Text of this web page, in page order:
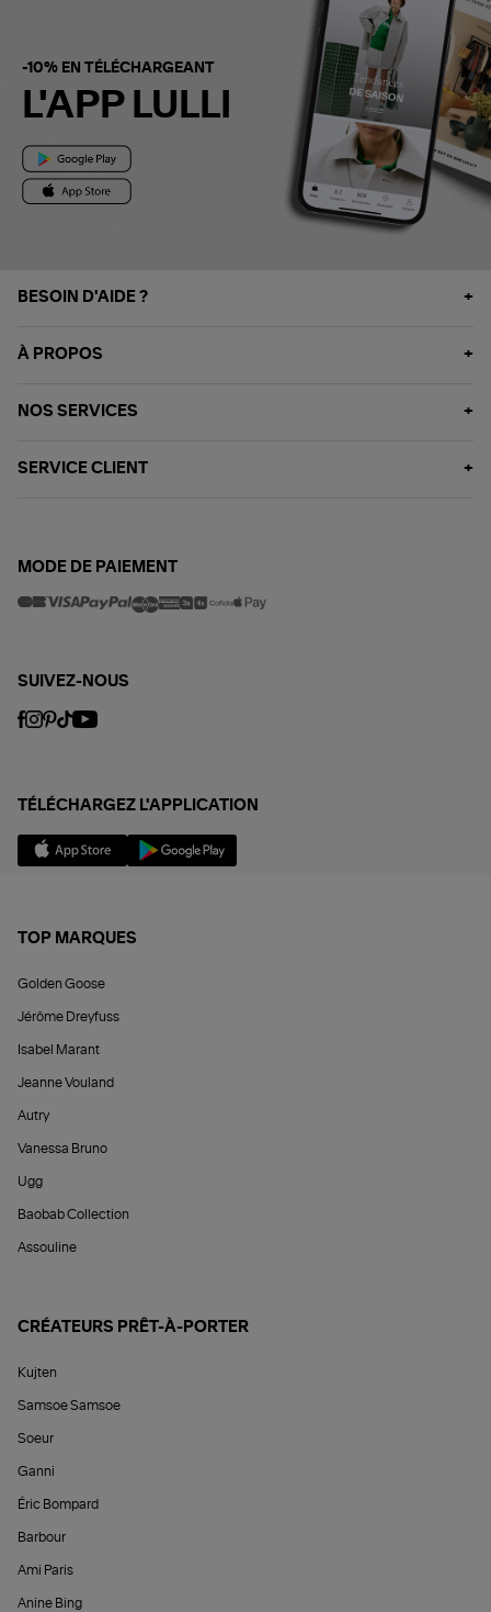
-10% EN TÉLÉCHARGEANT
L'APP LULLI
BESOIN D'AIDE ?
À PROPOS
NOS SERVICES
SERVICE CLIENT
MODE DE PAIEMENT
SUIVEZ-NOUS
TÉLÉCHARGEZ L'APPLICATION
TOP MARQUES
Golden Goose
Jérôme Dreyfuss
Isabel Marant
Jeanne Vouland
Autry
Vanessa Bruno
Ugg
Baobab Collection
Assouline
CRÉATEURS PRÊT-À-PORTER
Kujten
Samsoe Samsoe
Soeur
Ganni
Éric Bompard
Barbour
Ami Paris
Anine Bing